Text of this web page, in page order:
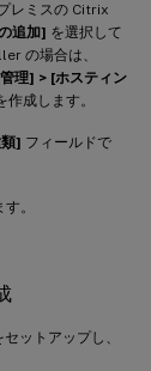
レミスの Citrix
追加] を選択して
の場合は、
理] > [ホスティン
成します。
] フィールドで
。
ットアップし、